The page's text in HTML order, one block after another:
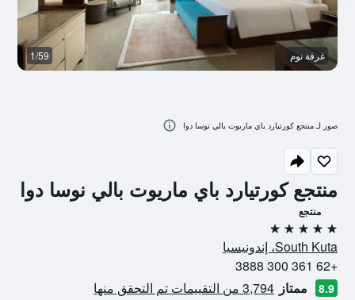
منتجع كورتيارد باي ماريوت بالي نوسا دوا
منتجع
5 نجوم
South Kuta، إندونيسيا
+62 361 300 3888
8.9 ممتاز 3,794 من التقييمات تم التحقق منها
غرفة نوم 1/59
صور لـ منتجع كورتيارد باي ماريوت بالي نوسا دوا